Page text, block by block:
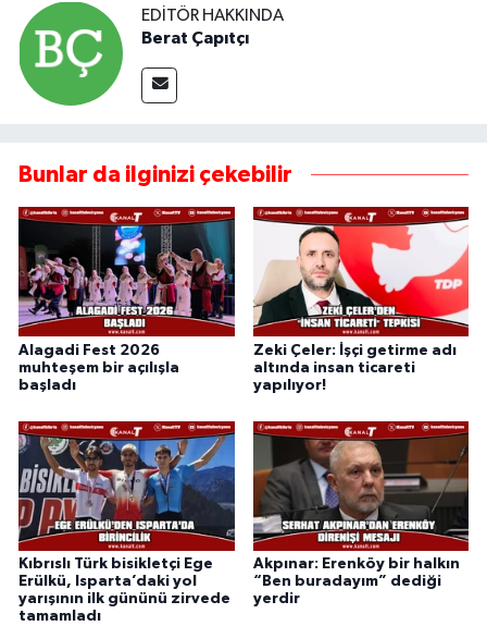
EDITÖR HAKKINDA
Berat Çapıtçı
Bunlar da ilginizi çekebilir
Alagadi Fest 2026
muhteşem bir açılışla
başladı
Zeki Çeler: İşçi getirme adı
altında insan ticareti
yapılıyor!
Kıbrıslı Türk bisikletçi Ege
Erülkü, Isparta’daki yol
yarışının ilk gününü zirvede
tamamladı
Akpınar: Erenköy bir halkın
“Ben buradayım” dediği
yerdir